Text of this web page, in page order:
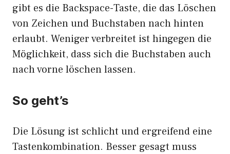
gibt es die Backspace-Taste, die das Löschen
von Zeichen und Buchstaben nach hinten
erlaubt. Weniger verbreitet ist hingegen die
Möglichkeit, dass sich die Buchstaben auch
nach vorne löschen lassen.
So geht’s
Die Lösung ist schlicht und ergreifend eine
Tastenkombination. Besser gesagt muss